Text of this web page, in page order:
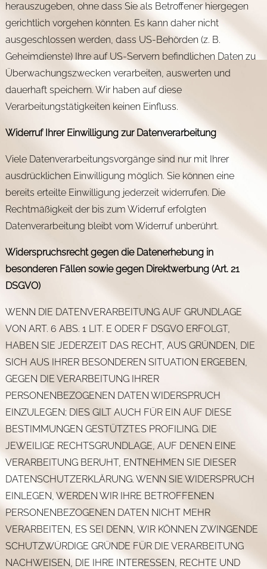
herauszugeben, ohne dass Sie als Betroffener hiergegen
gerichtlich vorgehen könnten. Es kann daher nicht
ausgeschlossen werden, dass US-Behörden (z. B.
Geheimdienste) Ihre auf US-Servern befindlichen Daten zu
Überwachungszwecken verarbeiten, auswerten und
dauerhaft speichern. Wir haben auf diese
Verarbeitungstätigkeiten keinen Einfluss.
Widerruf Ihrer Einwilligung zur Datenverarbeitung
Viele Datenverarbeitungsvorgänge sind nur mit Ihrer
ausdrücklichen Einwilligung möglich. Sie können eine
bereits erteilte Einwilligung jederzeit widerrufen. Die
Rechtmäßigkeit der bis zum Widerruf erfolgten
Datenverarbeitung bleibt vom Widerruf unberührt.
Widerspruchsrecht gegen die Datenerhebung in
besonderen Fällen sowie gegen Direktwerbung (Art. 21
DSGVO)
WENN DIE DATENVERARBEITUNG AUF GRUNDLAGE
VON ART. 6 ABS. 1 LIT. E ODER F DSGVO ERFOLGT,
HABEN SIE JEDERZEIT DAS RECHT, AUS GRÜNDEN, DIE
SICH AUS IHRER BESONDEREN SITUATION ERGEBEN,
GEGEN DIE VERARBEITUNG IHRER
PERSONENBEZOGENEN DATEN WIDERSPRUCH
EINZULEGEN; DIES GILT AUCH FÜR EIN AUF DIESE
BESTIMMUNGEN GESTÜTZTES PROFILING. DIE
JEWEILIGE RECHTSGRUNDLAGE, AUF DENEN EINE
VERARBEITUNG BERUHT, ENTNEHMEN SIE DIESER
DATENSCHUTZERKLÄRUNG. WENN SIE WIDERSPRUCH
EINLEGEN, WERDEN WIR IHRE BETROFFENEN
PERSONENBEZOGENEN DATEN NICHT MEHR
VERARBEITEN, ES SEI DENN, WIR KÖNNEN ZWINGENDE
SCHUTZWÜRDIGE GRÜNDE FÜR DIE VERARBEITUNG
NACHWEISEN, DIE IHRE INTERESSEN, RECHTE UND